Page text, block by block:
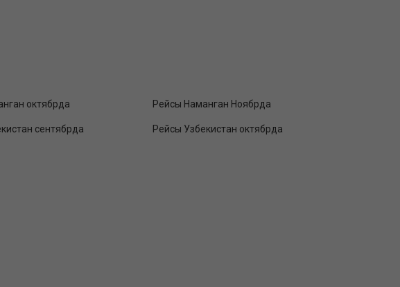
октябрда Рейсы Наманган Ноябрда
сентябрда Рейсы Узбекистан октябрда